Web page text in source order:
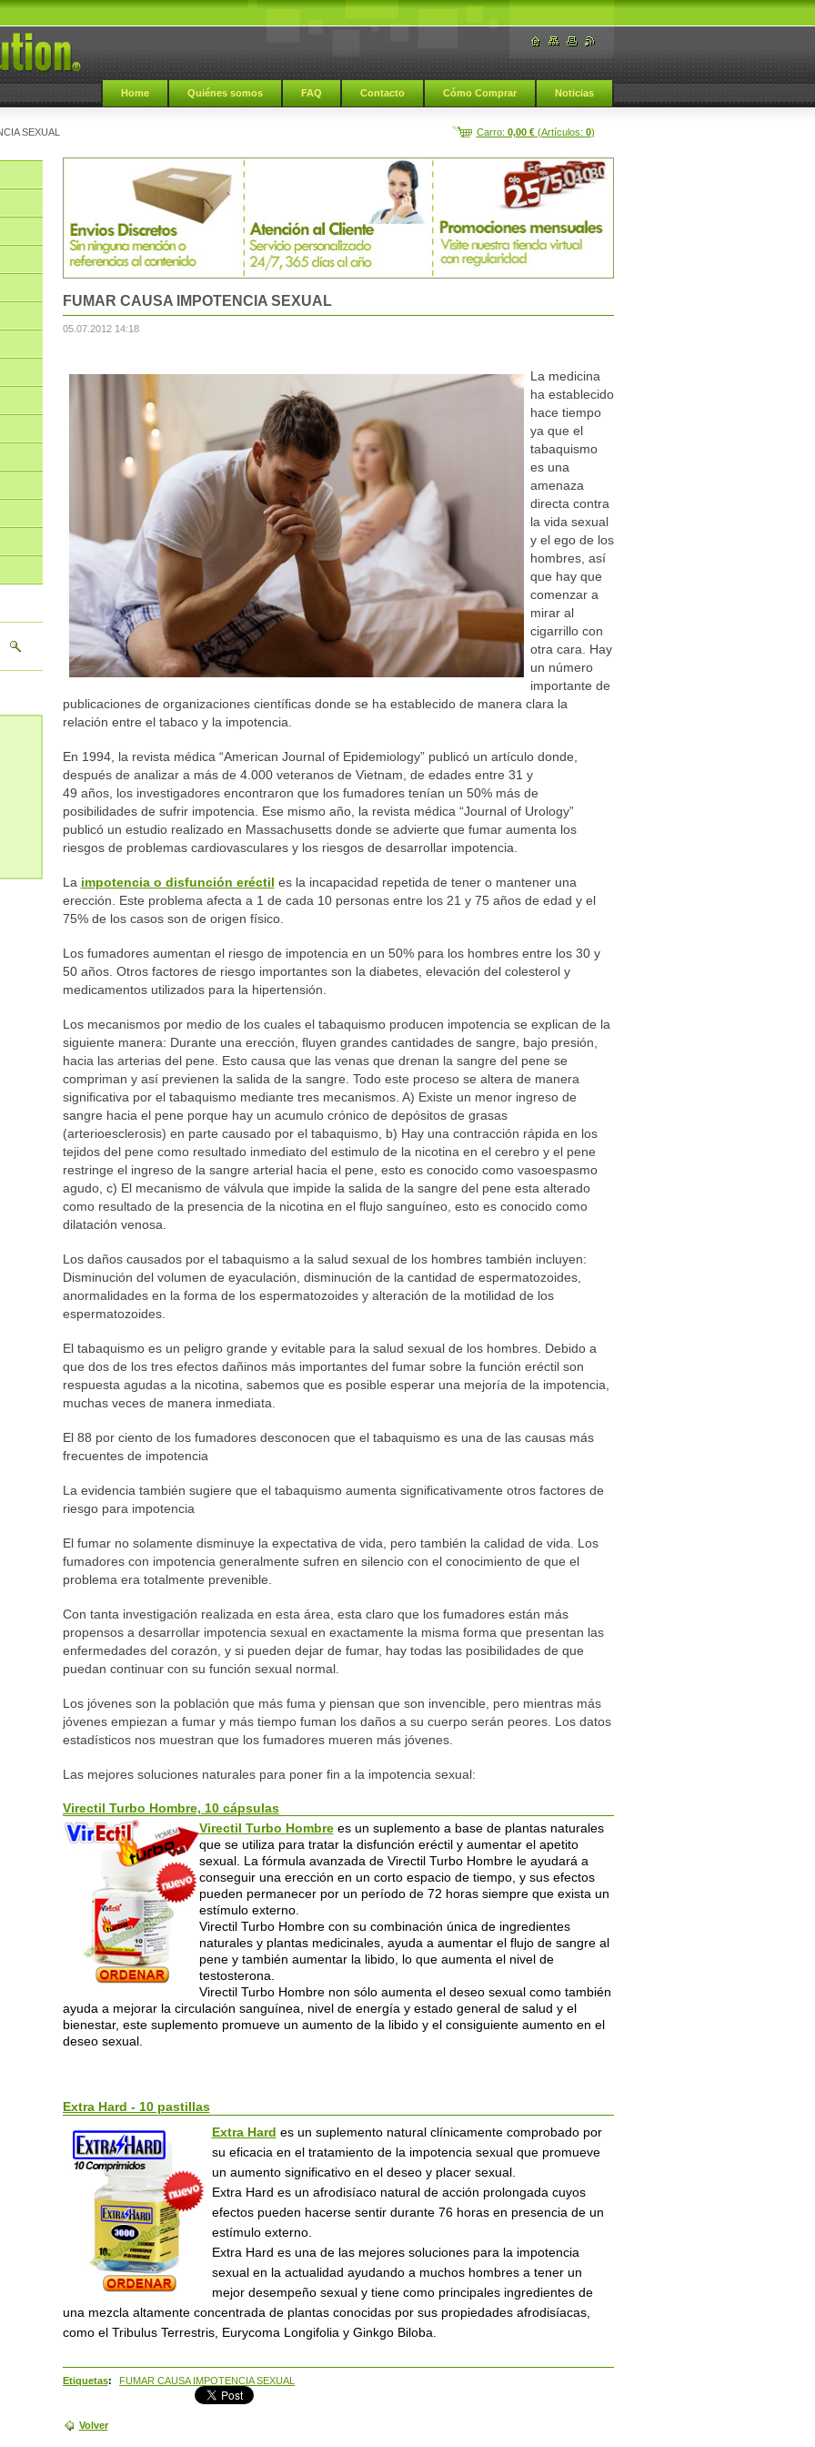
Home Quiénes somos FAQ Contacto Cómo Comprar Noticias
Carro: 0,00 €(Artículos: 0)
SEXUAL
FUMAR CAUSA IMPOTENCIA SEXUAL
05.07.2012 14:18
La medicina
ha establecido
hace tiempo
ya que el
tabaquismo
es una
amenaza
directa contra
la vida sexual
y el ego de los
hombres, así
que hay que
comenzar a
mirar al
cigarrillo con
otra cara. Hay
un número
importante de
publicaciones de organizaciones científicas donde se ha establecido de manera clara la
relación entre el tabaco y la impotencia.
En 1994, la revista médica “American Journal of Epidemiology” publicó un artículo donde,
después de analizar a más de 4.000 veteranos de Vietnam, de edades entre 31 y
49 años, los investigadores encontraron que los fumadores tenían un 50% más de
posibilidades de sufrir impotencia. Ese mismo año, la revista médica “Journal of Urology”
publicó un estudio realizado en Massachusetts donde se advierte que fumar aumenta los
riesgos de problemas cardiovasculares y los riesgos de desarrollar impotencia.
La impotencia o disfunción eréctil es la incapacidad repetida de tener o mantener una
erección. Este problema afecta a 1 de cada 10 personas entre los 21 y 75 años de edad y el
75% de los casos son de origen físico.
Los fumadores aumentan el riesgo de impotencia en un 50% para los hombres entre los 30 y
50 años. Otros factores de riesgo importantes son la diabetes, elevación del colesterol y
medicamentos utilizados para la hipertensión.
Los mecanismos por medio de los cuales el tabaquismo producen impotencia se explican de la
siguiente manera: Durante una erección, fluyen grandes cantidades de sangre, bajo presión,
hacia las arterias del pene. Esto causa que las venas que drenan la sangre del pene se
compriman y así previenen la salida de la sangre. Todo este proceso se altera de manera
significativa por el tabaquismo mediante tres mecanismos. A) Existe un menor ingreso de
sangre hacia el pene porque hay un acumulo crónico de depósitos de grasas
(arterioesclerosis) en parte causado por el tabaquismo, b) Hay una contracción rápida en los
tejidos del pene como resultado inmediato del estimulo de la nicotina en el cerebro y el pene
restringe el ingreso de la sangre arterial hacia el pene, esto es conocido como vasoespasmo
agudo, c) El mecanismo de válvula que impide la salida de la sangre del pene esta alterado
como resultado de la presencia de la nicotina en el flujo sanguíneo, esto es conocido como
dilatación venosa.
Los daños causados por el tabaquismo a la salud sexual de los hombres también incluyen:
Disminución del volumen de eyaculación, disminución de la cantidad de espermatozoides,
anormalidades en la forma de los espermatozoides y alteración de la motilidad de los
espermatozoides.
El tabaquismo es un peligro grande y evitable para la salud sexual de los hombres. Debido a
que dos de los tres efectos dañinos más importantes del fumar sobre la función eréctil son
respuesta agudas a la nicotina, sabemos que es posible esperar una mejoría de la impotencia,
muchas veces de manera inmediata.
El 88 por ciento de los fumadores desconocen que el tabaquismo es una de las causas más
frecuentes de impotencia
La evidencia también sugiere que el tabaquismo aumenta significativamente otros factores de
riesgo para impotencia
El fumar no solamente disminuye la expectativa de vida, pero también la calidad de vida. Los
fumadores con impotencia generalmente sufren en silencio con el conocimiento de que el
problema era totalmente prevenible.
Con tanta investigación realizada en esta área, esta claro que los fumadores están más
propensos a desarrollar impotencia sexual en exactamente la misma forma que presentan las
enfermedades del corazón, y si pueden dejar de fumar, hay todas las posibilidades de que
puedan continuar con su función sexual normal.
Los jóvenes son la población que más fuma y piensan que son invencible, pero mientras más
jóvenes empiezan a fumar y más tiempo fuman los daños a su cuerpo serán peores. Los datos
estadísticos nos muestran que los fumadores mueren más jóvenes.
Las mejores soluciones naturales para poner fin a la impotencia sexual:
Virectil Turbo Hombre, 10 cápsulas
Virectil Turbo Hombrees un suplemento a base de plantas naturales
que se utiliza para tratar la disfunción eréctil y aumentar el apetito
sexual. La fórmula avanzada de Virectil Turbo Hombre le ayudará a
conseguir una erección en un corto espacio de tiempo, y sus efectos
pueden permanecer por un período de 72 horas siempre que exista un
estímulo externo.
Virectil Turbo Hombre con su combinación única de ingredientes
naturales y plantas medicinales, ayuda a aumentar el flujo de sangre al
pene y también aumentar la libido, lo que aumenta el nivel de
testosterona.
Virectil Turbo Hombre non sólo aumenta el deseo sexual como también
ayuda a mejorar la circulación sanguínea, nivel de energía y estado general de salud y el
bienestar, este suplemento promueve un aumento de la libido y el consiguiente aumento en el
deseo sexual.
Extra Hard - 10 pastillas
Extra Hard es un suplemento natural clínicamente comprobado por
su eficacia en el tratamiento de la impotencia sexual que promueve
un aumento significativo en el deseo y placer sexual.
Extra Hard es un afrodisíaco natural de acción prolongada cuyos
efectos pueden hacerse sentir durante 76 horas en presencia de un
estímulo externo.
Extra Hard es una de las mejores soluciones para la impotencia
sexual en la actualidad ayudando a muchos hombres a tener un
mejor desempeño sexual y tiene como principales ingredientes de
una mezcla altamente concentrada de plantas conocidas por sus propiedades afrodisíacas,
como el Tribulus Terrestris, Eurycoma Longifolia y Ginkgo Biloba.
Etiquetas: FUMAR CAUSA IMPOTENCIA SEXUAL
Volver